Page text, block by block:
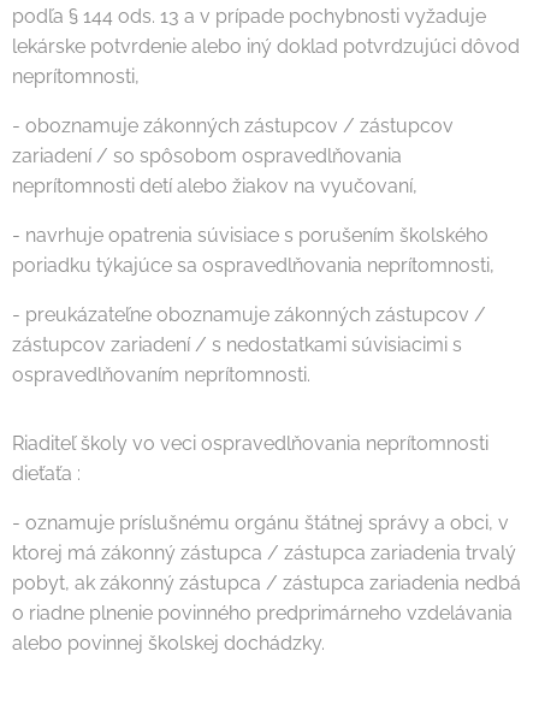
podľa § 144 ods. 13 a v prípade pochybnosti vyžaduje
lekárske potvrdenie alebo iný doklad potvrdzujúci dôvod
neprítomnosti,
- oboznamuje zákonných zástupcov / zástupcov
zariadení / so spôsobom ospravedlňovania
neprítomnosti detí alebo žiakov na vyučovaní,
- navrhuje opatrenia súvisiace s porušením školského
poriadku týkajúce sa ospravedlňovania neprítomnosti,
- preukázateľne oboznamuje zákonných zástupcov /
zástupcov zariadení / s nedostatkami súvisiacimi s
ospravedlňovaním neprítomnosti.
Riaditeľ školy vo veci ospravedlňovania neprítomnosti
dieťaťa :
- oznamuje príslušnému orgánu štátnej správy a obci, v
ktorej má zákonný zástupca / zástupca zariadenia trvalý
pobyt, ak zákonný zástupca / zástupca zariadenia nedbá
o riadne plnenie povinného predprimárneho vzdelávania
alebo povinnej školskej dochádzky.